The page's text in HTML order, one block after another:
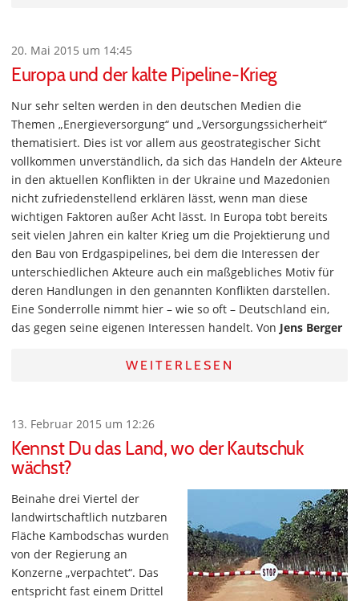
20. Mai 2015 um 14:45
Europa und der kalte Pipeline-Krieg
Nur sehr selten werden in den deutschen Medien die
Themen „Energieversorgung“ und „Versorgungssicherheit“
thematisiert. Dies ist vor allem aus geostrategischer Sicht
vollkommen unverständlich, da sich das Handeln der Akteure
in den aktuellen Konflikten in der Ukraine und Mazedonien
nicht zufriedenstellend erklären lässt, wenn man diese
wichtigen Faktoren außer Acht lässt. In Europa tobt bereits
seit vielen Jahren ein kalter Krieg um die Projektierung und
den Bau von Erdgaspipelines, bei dem die Interessen der
unterschiedlichen Akteure auch ein maßgebliches Motiv für
deren Handlungen in den genannten Konflikten darstellen.
Eine Sonderrolle nimmt hier – wie so oft – Deutschland ein,
das gegen seine eigenen Interessen handelt. Von Jens Berger
WEITERLESEN
13. Februar 2015 um 12:26
Kennst Du das Land, wo der Kautschuk
wächst?
Beinahe drei Viertel der
landwirtschaftlich nutzbaren
Fläche Kambodschas wurden
von der Regierung an
Konzerne „verpachtet“. Das
entspricht fast einem Drittel